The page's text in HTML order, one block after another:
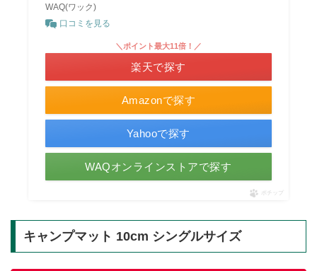
WAQ(ワック)
口コミを見る
Amazonで探す
＼ポイント最大11倍！／
楽天で探す
Yahooで探す
WAQオンラインストアで探す
ポチップ
キャンプマット 10cm シングルサイズ